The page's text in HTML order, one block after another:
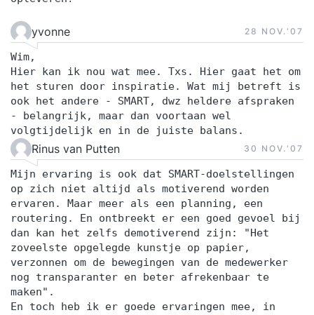
yvonne 28 NOV.‘07
Wim,
Hier kan ik nou wat mee. Txs. Hier gaat het om
het sturen door inspiratie. Wat mij betreft is
ook het andere - SMART, dwz heldere afspraken
- belangrijk, maar dan voortaan wel
volgtijdelijk en in de juiste balans.
Rinus van Putten 30 NOV.‘07
Mijn ervaring is ook dat SMART-doelstellingen
op zich niet altijd als motiverend worden
ervaren. Maar meer als een planning, een
routering. En ontbreekt er een goed gevoel bij
dan kan het zelfs demotiverend zijn: "Het
zoveelste opgelegde kunstje op papier,
verzonnen om de bewegingen van de medewerker
nog transparanter en beter afrekenbaar te
maken".
En toch heb ik er goede ervaringen mee, in